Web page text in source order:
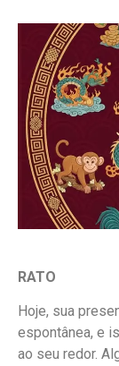
RATO
Hoje, sua
espontânea, e
ao seu redor.